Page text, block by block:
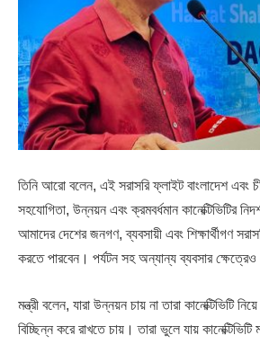
তিনি আরো বলেন, এই সরাসরি ফ্লাইট বাংলাদেশ এবং
সহযোগিতা, উন্নয়ন এবং ক্রমবর্ধমান কানেক্টিভিটির
আমাদের দেশের জনগণ, ব্যবসায়ী এবং শিক্ষার্থীগণ
করতে পারবেন। পর্যটন সহ অন্যান্য ব্যবসার
মন্ত্রী বলেন, যারা উন্নয়ন চায় না তারা কানেক্টিভিটি
বিচ্ছিন্ন করে রাখতে চায়। তারা ভুলে যায় কানেক্টিভিটি